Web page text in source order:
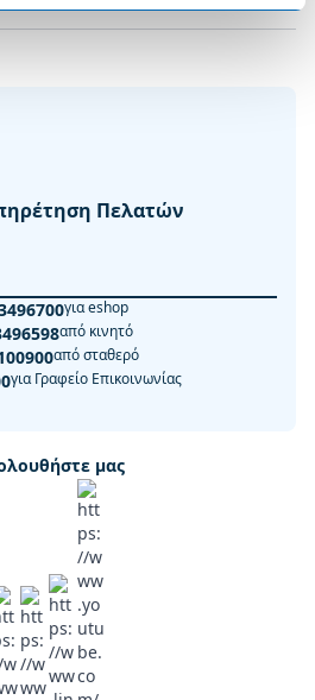
Πελατών
για eshop
από κινητό
από σταθερό
για Γραφείο Επικοινωνίας
μας